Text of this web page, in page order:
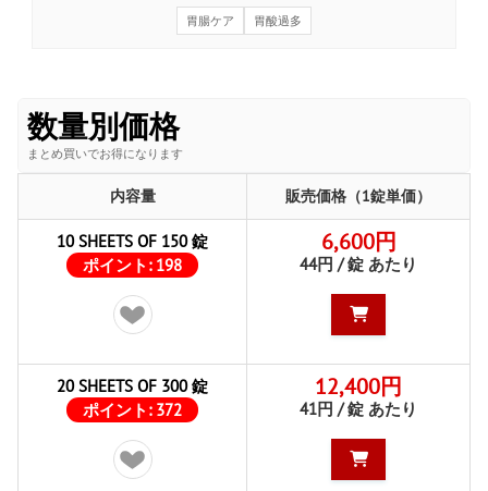
胃腸ケア 胃酸過多
数量別価格
まとめ買いでお得になります
内容量 販売価格（1錠単価）
10 SHEETS OF 150 錠
ポイント: 198
6,600円
44円 / 錠 あたり
20 SHEETS OF 300 錠
ポイント: 372
12,400円
41円 / 錠 あたり